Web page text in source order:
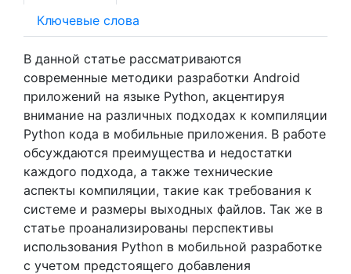
Ключевые слова
В данной статье рассматриваются
современные методики разработки Android
приложений на языке Python, акцентируя
внимание на различных подходах к компиляции
Python кода в мобильные приложения. В работе
обсуждаются преимущества и недостатки
каждого подхода, а также технические
аспекты компиляции, такие как требования к
системе и размеры выходных файлов. Так же в
статье проанализированы перспективы
использования Python в мобильной разработке
с учетом предстоящего добавления